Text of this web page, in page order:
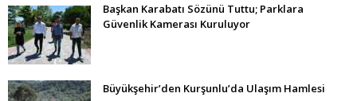
Başkan Karabatı Sözünü Tuttu; Parklara
Güvenlik Kamerası Kuruluyor
Büyükşehir’den Kurşunlu’da Ulaşım Hamlesi